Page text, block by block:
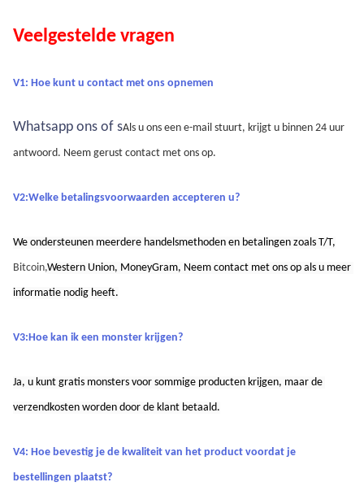
Veelgestelde vragen
V1: Hoe kunt u contact met ons opnemen
Whatsapp ons of sAls u ons een e-mail stuurt, krijgt u binnen 24 uur
antwoord. Neem gerust contact met ons op.
V2:Welke betalingsvoorwaarden accepteren u?
We ondersteunen meerdere handelsmethoden en betalingen zoals T/T,
Bitcoin,Western Union, MoneyGram, Neem contact met ons op als u meer
informatie nodig heeft.
V3:Hoe kan ik een monster krijgen?
Ja, u kunt gratis monsters voor sommige producten krijgen, maar de
verzendkosten worden door de klant betaald.
V4: Hoe bevestig je de kwaliteit van het product voordat je
bestellingen plaatst?